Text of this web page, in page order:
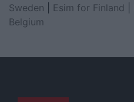
Sweden
Esim for Finland
Belgium